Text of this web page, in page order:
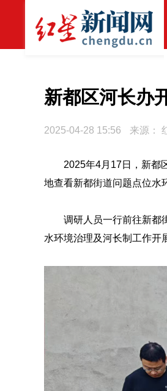
新都区河长办
2025-04-28 15:56 来源：
2025年4月17日，新都
地查看新都街道问题点位水
调研人员一行前往新都
水环境治理及河长制工作开